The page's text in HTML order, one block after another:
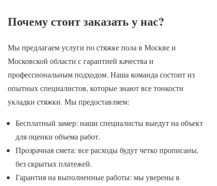
Почему стоит заказать у нас?
Мы предлагаем услуги по стяжке пола в Москве и
Московской области с гарантией качества и
профессиональным подходом. Наша команда состоит из
опытных специалистов, которые знают все тонкости
укладки стяжки. Мы предоставляем:
Бесплатный замер: наши специалисты выедут на объект
для оценки объема работ.
Прозрачная смета: все расходы будут четко прописаны,
без скрытых платежей.
Гарантия на выполненные работы: мы уверены в